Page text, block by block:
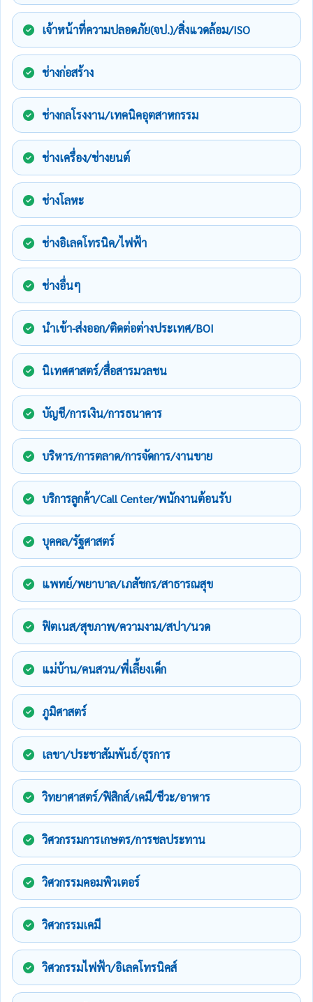
เจ้าหน้าที่ความปลอดภัย(จป.)/สิ่งแวดล้อม/ISO
ช่างก่อสร้าง
ช่างกลโรงงาน/เทคนิคอุตสาหกรรม
ช่างเครื่อง/ช่างยนต์
ช่างโลหะ
ช่างอิเลคโทรนิค/ไฟฟ้า
ช่างอื่นๆ
นำเข้า-ส่งออก/ติดต่อต่างประเทศ/BOI
นิเทศศาสตร์/สื่อสารมวลชน
บัญชี/การเงิน/การธนาคาร
บริหาร/การตลาด/การจัดการ/งานขาย
บริการลูกค้า/Call Center/พนักงานต้อนรับ
บุคคล/รัฐศาสตร์
แพทย์/พยาบาล/เภสัชกร/สาธารณสุข
ฟิตเนส/สุขภาพ/ความงาม/สปา/นวด
แม่บ้าน/คนสวน/พี่เลี้ยงเด็ก
ภูมิศาสตร์
เลขา/ประชาสัมพันธ์/ธุรการ
วิทยาศาสตร์/ฟิสิกส์/เคมี/ชีวะ/อาหาร
วิศวกรรมการเกษตร/การชลประทาน
วิศวกรรมคอมพิวเตอร์
วิศวกรรมเคมี
วิศวกรรมไฟฟ้า/อิเลคโทรนิคส์